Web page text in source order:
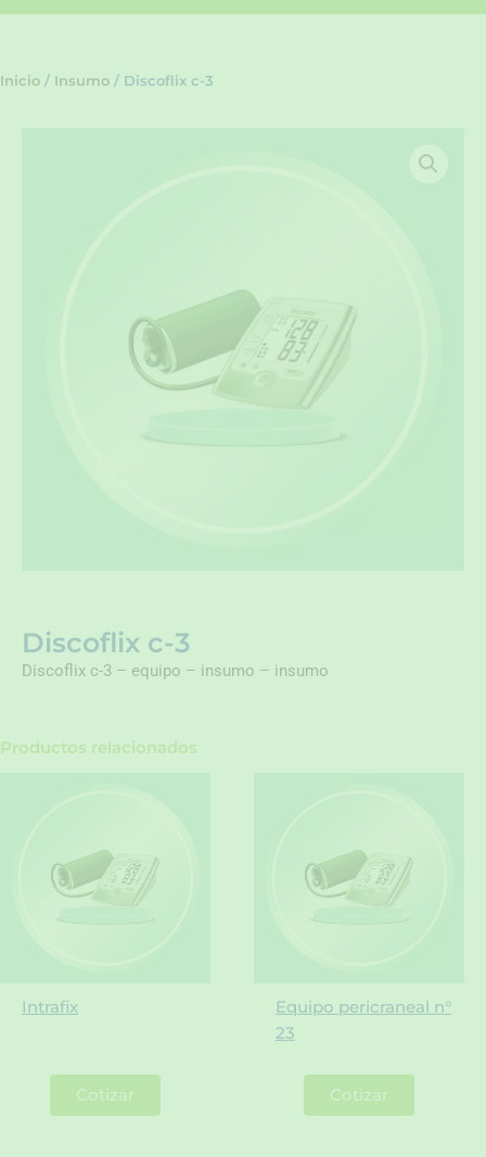
Inicio / Insumo / Discoflix c-3
Discoflix c-3
Discoflix c-3 – equipo – insumo – insumo
Productos relacionados
Intrafix
Cotizar
Equipo pericraneal n°
23
Cotizar